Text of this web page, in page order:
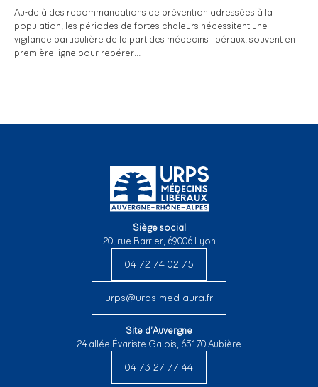
Au-delà des recommandations de prévention adressées à la
population, les périodes de fortes chaleurs nécessitent une
vigilance particulière de la part des médecins libéraux, souvent en
première ligne pour repérer…
Siège social
20, rue Barrier, 69006 Lyon
04 72 74 02 75
urps@urps-med-aura.fr
Site d’Auvergne
24 allée Évariste Galois, 63170 Aubière
04 73 27 77 44